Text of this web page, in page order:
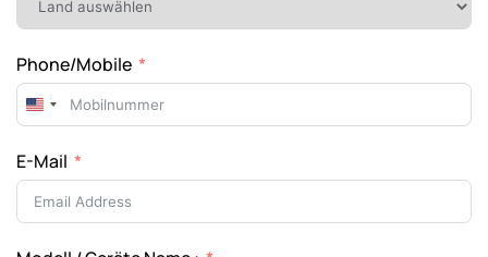
Phone/Mobile
United
+1
E-Mail